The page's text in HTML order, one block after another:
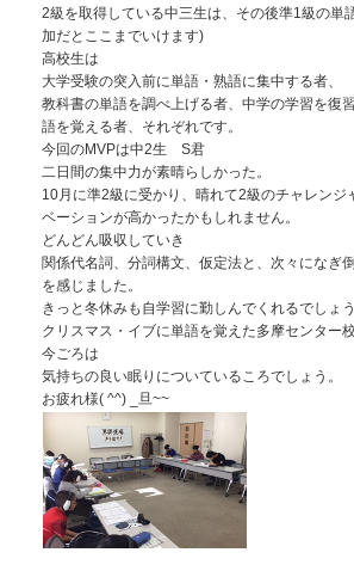
2級を取得している中三生は、その後準1級の単
加だとここまでいけます)
高校生は
大学受験の突入前に単語・熟語に集中する者、
教科書の単語を調べ上げる者、中学の学習を復
語を覚える者、それぞれです。
今回のMVPは中2生 S君
二日間の集中力が素晴らしかった。
10月に準2級に受かり、晴れて2級のチャレンジ
ベーションが高かったかもしれません。
どんどん吸収していき
関係代名詞、分詞構文、仮定法と、次々になぎ
を感じました。
きっと冬休みも自学習に勤しんでくれるでしょう
クリスマス・イブに単語を覚えた多摩センター校
今ごろは
気持ちの良い眠りについているころでしょう。
お疲れ様( ^^) _旦~~